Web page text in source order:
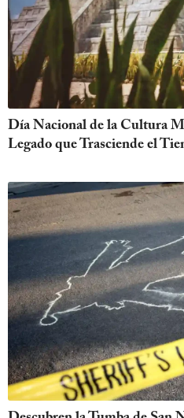
Día Nacional de la Cultura
Legado que Trasciende el